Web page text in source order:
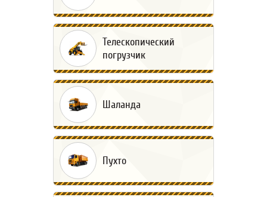
Телескопический
погрузчик
Шаланда
Пухто